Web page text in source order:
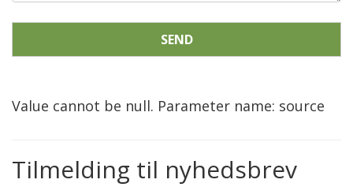
SEND
Value cannot be null. Parameter name: source
Tilmelding til nyhedsbrev